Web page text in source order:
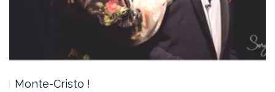
Monte-Cristo !